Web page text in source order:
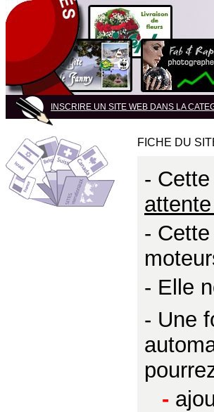
INSCRIRE UN SITE WEB DANS LA
FICHE DU
-
-
- Elle
- Une
-